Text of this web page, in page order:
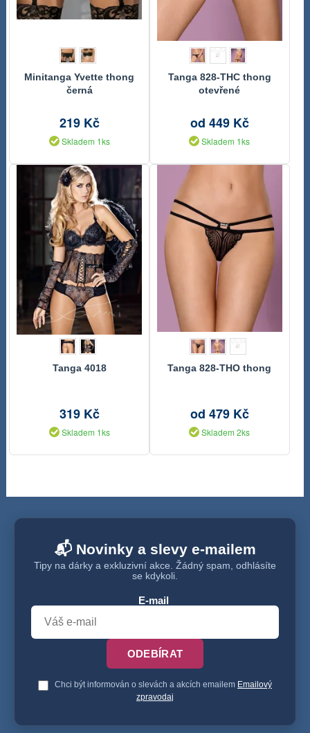
Minitanga Yvette thong
černá
219 Kč
Skladem 1ks
Tanga 828-THC thong
otevřené
od 449 Kč
Skladem 1ks
Tanga 4018
319 Kč
Skladem 1ks
Tanga 828-THO thong
od 479 Kč
Skladem 2ks
📬 Novinky a slevy e-mailem
Tipy na dárky a exkluzivní akce. Žádný spam, odhlásíte
se kdykoli.
E-mail
ODEBÍRAT
Chci být informován o slevách a akcích emailem Emailový
zpravodaj